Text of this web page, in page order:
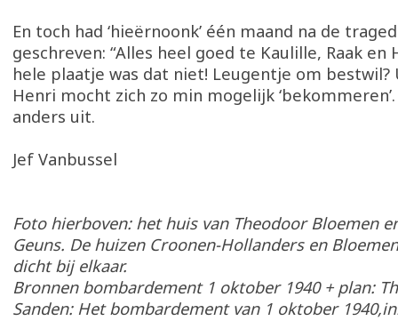
En toch had ‘hieërnoonk’ één maand na de
geschreven: “Alles heel goed te Kaulille, Raak en
hele plaatje was dat niet! Leugentje om bestwil?
Henri mocht zich zo min mogelijk
anders uit.
Jef Vanbussel
Foto hierboven: het huis van Theodoor Bloemen
Geuns. De huizen Croonen-Hollanders en
dicht bij elkaar.
Bronnen bombardement 1 oktober 1940 + plan:
Sanden: Het bombardement van 1 oktober